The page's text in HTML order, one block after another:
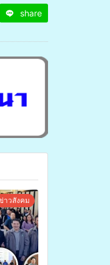
share
าวสังคม